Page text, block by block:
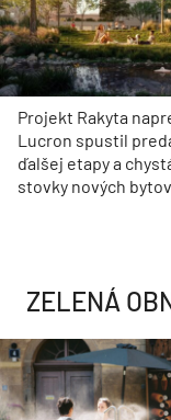
Projekt Rakyta
Lucron spustil
ďalšej etapy a
stovky nových bytov